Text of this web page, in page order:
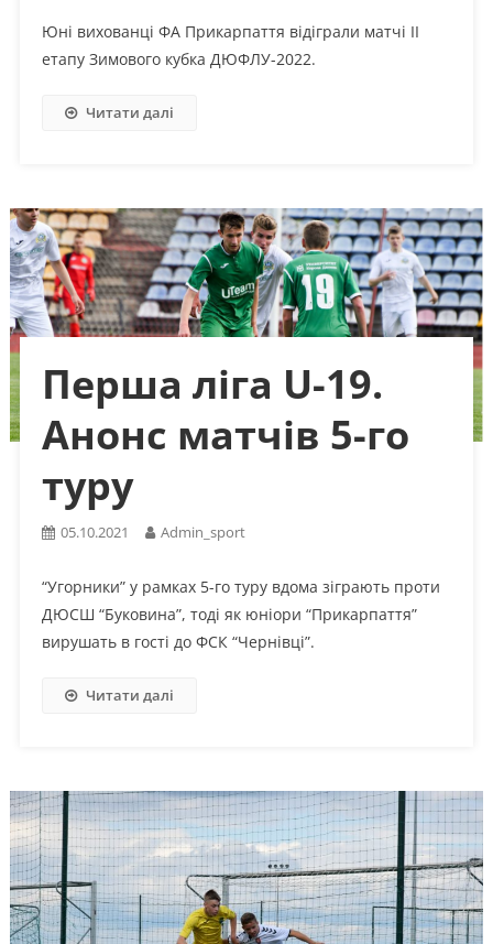
Юні вихованці ФА Прикарпаття відіграли матчі ІІ
етапу Зимового кубка ДЮФЛУ-2022.
Читати далі
Перша ліга U-19.
Анонс матчів 5-го
туру
05.10.2021 Admin_sport
“Угорники” у рамках 5-го туру вдома зіграють проти
ДЮСШ “Буковина”, тоді як юніори “Прикарпаття”
вирушать в гості до ФСК “Чернівці”.
Читати далі